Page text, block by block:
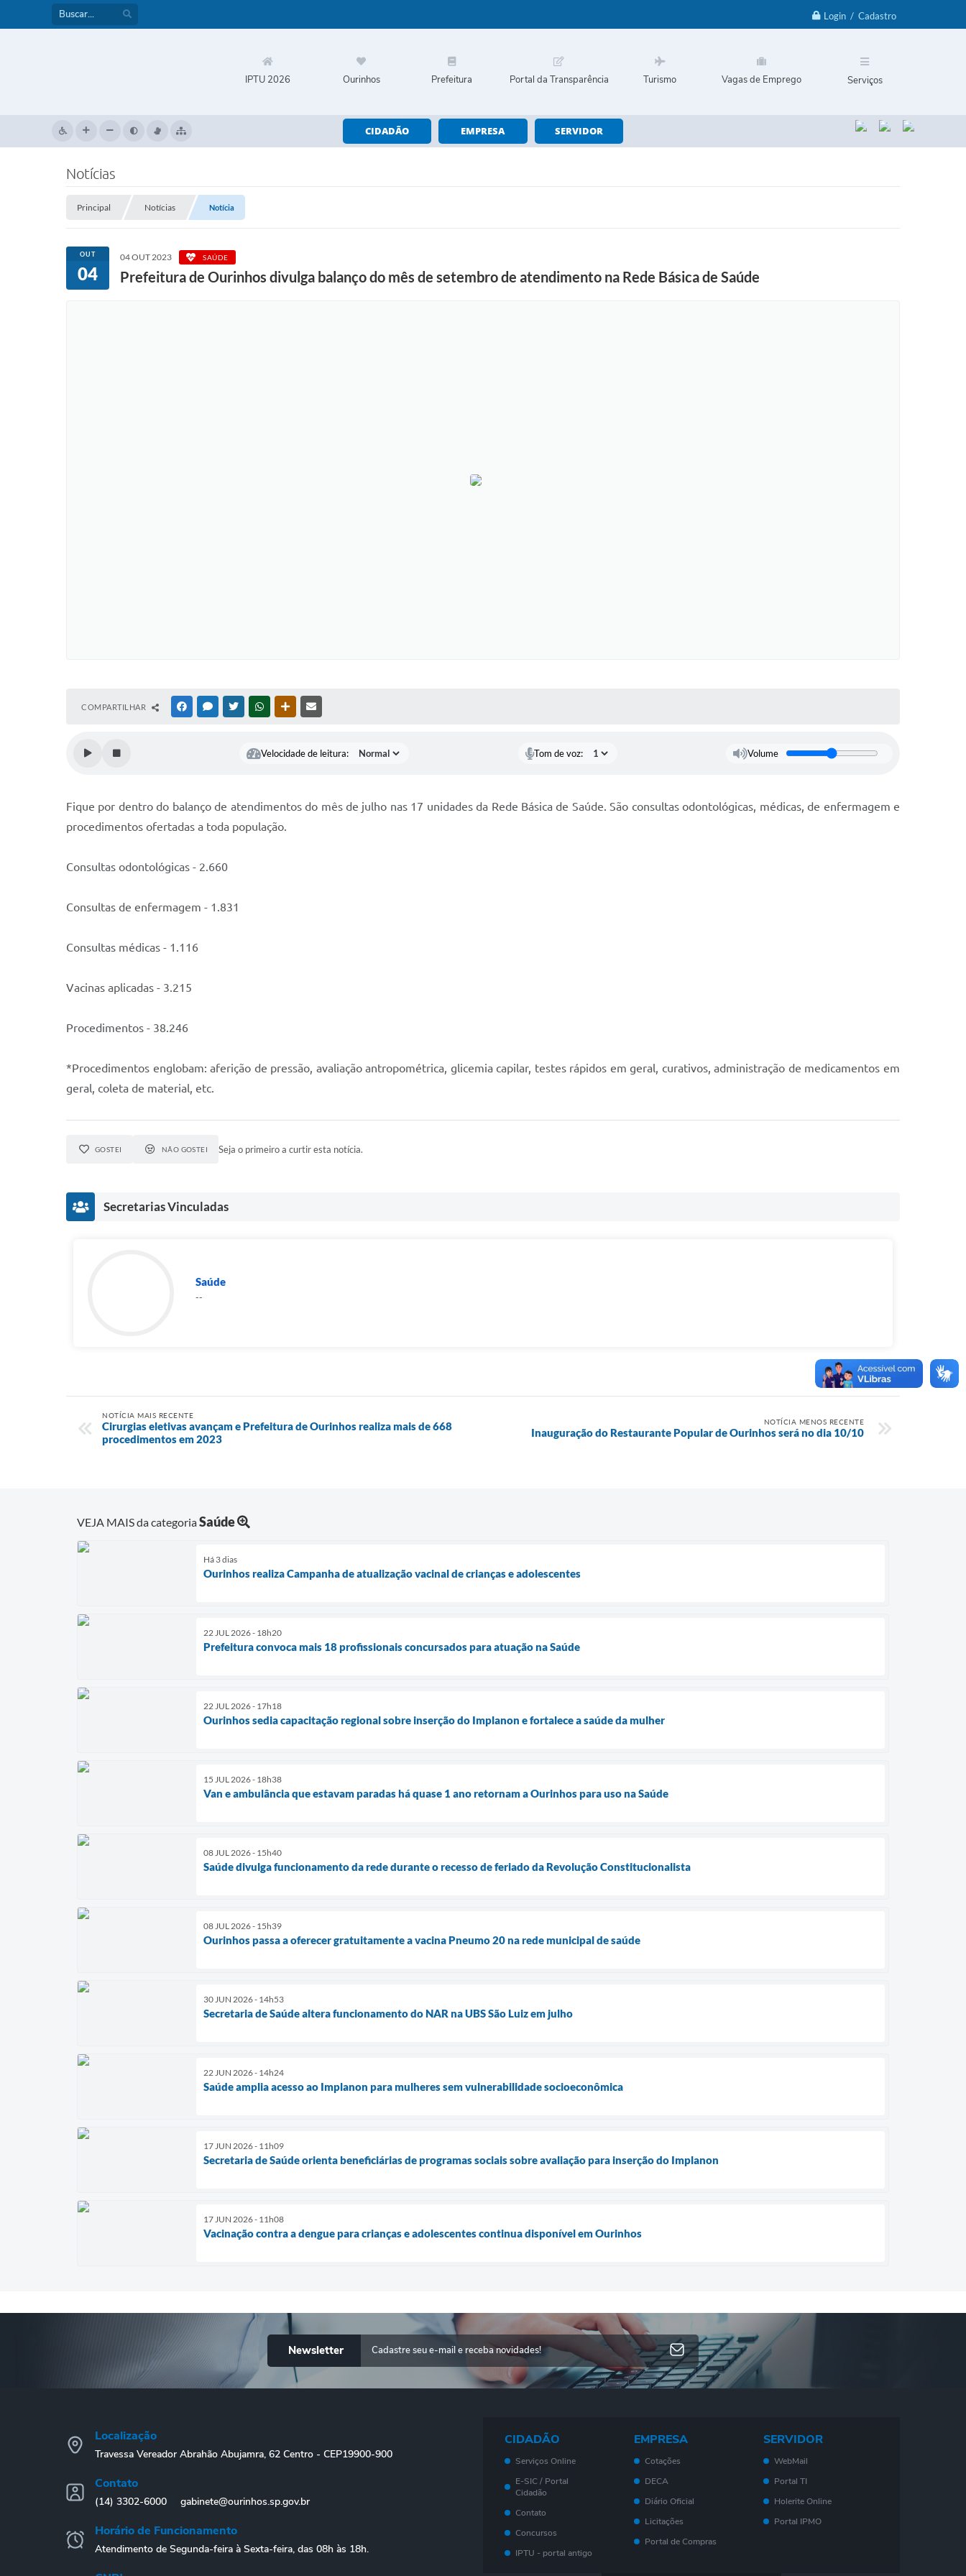
Login / Cadastro
IPTU 2026 Ourinhos Prefeitura Portal da Transparência Turismo Vagas de Emprego Serviços
CIDADÃO EMPRESA SERVIDOR
Notícias
Principal Notícias Notícia
OUT
04
04 OUT 2023 SAÚDE
Prefeitura de Ourinhos divulga balanço do mês de setembro de atendimento na Rede Básica de Saúde
COMPARTILHAR FACEBOOKMESSENGER
TWITTERWHATSAPPOUTRAS MÍDIAS
Velocidade de leitura: Tom de voz: Volume
Fique por dentro do balanço de atendimentos do mês de julho nas 17 unidades da Rede Básica de Saúde. São consultas odontológicas, médicas, de enfermagem e
procedimentos ofertadas a toda população.
Consultas odontológicas - 2.660
Consultas de enfermagem - 1.831
Consultas médicas - 1.116
Vacinas aplicadas - 3.215
Procedimentos - 38.246
*Procedimentos englobam: aferição de pressão, avaliação antropométrica, glicemia capilar, testes rápidos em geral, curativos, administração de medicamentos em
geral, coleta de material, etc.
GOSTEI NÃO GOSTEI Seja o primeiro a curtir esta notícia.
Secretarias Vinculadas
Saúde
--
NOTÍCIA MAIS RECENTE
Cirurgias eletivas avançam e Prefeitura de Ourinhos realiza mais de 668
procedimentos em 2023
NOTÍCIA MENOS RECENTE
Inauguração do Restaurante Popular de Ourinhos será no dia 10/10
VEJA MAIS da categoriaSaúde
Há 3 dias
Ourinhos realiza Campanha de atualização vacinal de crianças e adolescentes
22 JUL 2026 - 18h20
Prefeitura convoca mais 18 profissionais concursados para atuação na Saúde
22 JUL 2026 - 17h18
Ourinhos sedia capacitação regional sobre inserção do Implanon e fortalece a saúde da mulher
15 JUL 2026 - 18h38
Van e ambulância que estavam paradas há quase 1 ano retornam a Ourinhos para uso na Saúde
08 JUL 2026 - 15h40
Saúde divulga funcionamento da rede durante o recesso de feriado da Revolução Constitucionalista
08 JUL 2026 - 15h39
Ourinhos passa a oferecer gratuitamente a vacina Pneumo 20 na rede municipal de saúde
30 JUN 2026 - 14h53
Secretaria de Saúde altera funcionamento do NAR na UBS São Luiz em julho
22 JUN 2026 - 14h24
Saúde amplia acesso ao Implanon para mulheres sem vulnerabilidade socioeconômica
17 JUN 2026 - 11h09
Secretaria de Saúde orienta beneficiárias de programas sociais sobre avaliação para inserção do Implanon
17 JUN 2026 - 11h08
Vacinação contra a dengue para crianças e adolescentes continua disponível em Ourinhos
Newsletter
Localização
Travessa Vereador Abrahão Abujamra, 62 Centro - CEP19900-900
Contato
(14) 3302-6000 gabinete@ourinhos.sp.gov.br
Horário de Funcionamento
Atendimento de Segunda-feira à Sexta-feira, das 08h às 18h.
CIDADÃO
Serviços Online
E-SIC / Portal
Cidadão
Contato
Concursos
IPTU - portal antigo
EMPRESA
Cotações
DECA
Diário Oficial
Licitações
Portal de Compras
SERVIDOR
WebMail
Portal TI
Holerite Online
Portal IPMO